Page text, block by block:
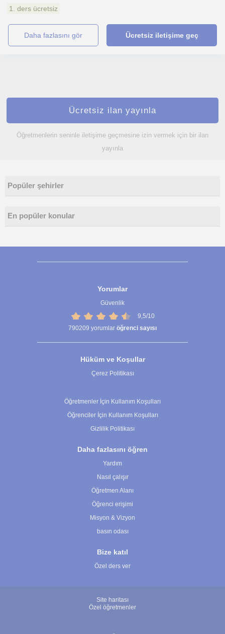
1. ders ücretsiz
daha fazlasını gör Ücretsiz iletişime geç
Ücretsiz ilan yayınla
Öğretmenlerin seninle iletişime geçmesine izin vermek için bir ilan
yayınla
Popüler şehirler
En popüler konular
Yorumlar
Güvenlik
9,5/10
790209 yorumlar öğrenci sayısı
Hüküm ve Koşullar
Çerez Politikası
Öğretmenler İçin Kullanım Koşulları
Öğrenciler İçin Kullanım Koşulları
Gizlilik Politikası
Daha fazlasını öğren
Yardım
Nasıl çalışır
Öğretmen Alanı
Öğrenci erişimi
Misyon & Vizyon
basın odası
Bize katıl
Özel ders ver
Site haritası
Özel öğretmenler